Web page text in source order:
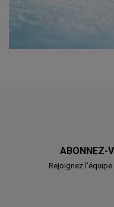
ABONNEZ-
Rejoignez l'équipe